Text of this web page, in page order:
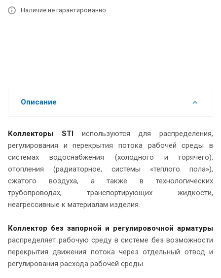
Наличие не гарантированно
Описание
Коллекторы STI используются для распределения,
регулирования и перекрытия потока рабочей среды в
системах водоснабжения (холодного и горячего),
отопления (радиаторное, системы «теплого пола»),
сжатого воздуха, а также в технологических
трубопроводах, транспортирующих жидкости,
неагрессивные к материалам изделия.
Коллектор без запорной и регулировочной арматуры
распределяет рабочую среду в системе без возможности
перекрытия движения потока через отдельный отвод и
регулирования расхода рабочей среды.